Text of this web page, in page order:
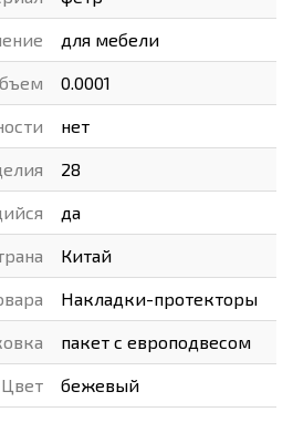
для мебели
0.0001
нет
28
да
Китай
Накладки-протекторы
пакет с европодвесом
Цвет бежевый